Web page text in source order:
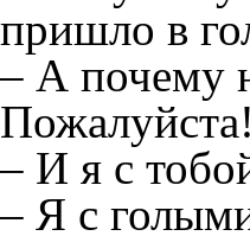
пришло в
– А почему
Пожалуйста!
– И я с
– Я с